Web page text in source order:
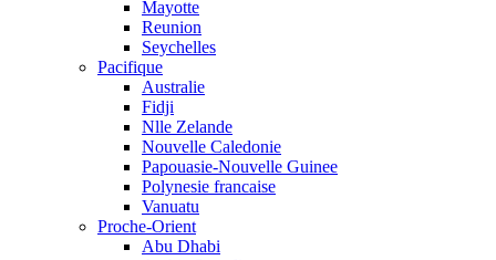
Mayotte
Reunion
Seychelles
Pacifique
Australie
Fidji
Nlle Zelande
Nouvelle Caledonie
Papouasie-Nouvelle Guinee
Polynesie francaise
Vanuatu
Proche-Orient
Abu Dhabi